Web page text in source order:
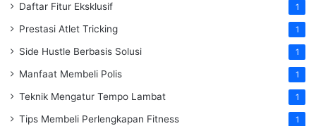
Daftar Fitur Eksklusif 1
Prestasi Atlet Tricking 1
Side Hustle Berbasis Solusi 1
Manfaat Membeli Polis 1
Teknik Mengatur Tempo Lambat 1
Tips Membeli Perlengkapan Fitness 1